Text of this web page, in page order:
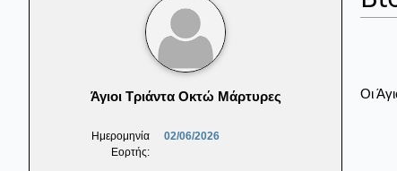
Άγιοι Τριάντα Οκτώ Μάρτυρες
Ημερομηνία
Εορτής:
02/06/2026
Οι